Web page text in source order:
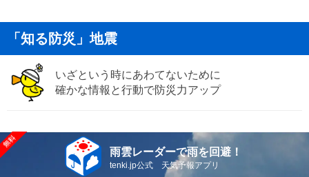
「知る防災」地震
いざという時にあわてないために
確かな情報と行動で防災力アップ
雨雲レーダーで雨を回避！
tenki.jp公式 天気予報アプリ